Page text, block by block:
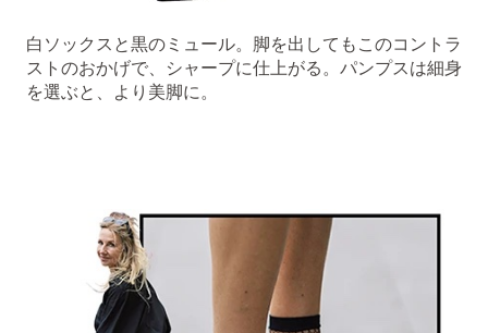
白ソックスと黒のミュール。脚を出してもこのコントラ
ストのおかげで、シャープに仕上がる。パンプスは細身
を選ぶと、より美脚に。